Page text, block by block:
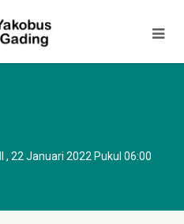
, 22 Januari 2022 Pukul 06:00